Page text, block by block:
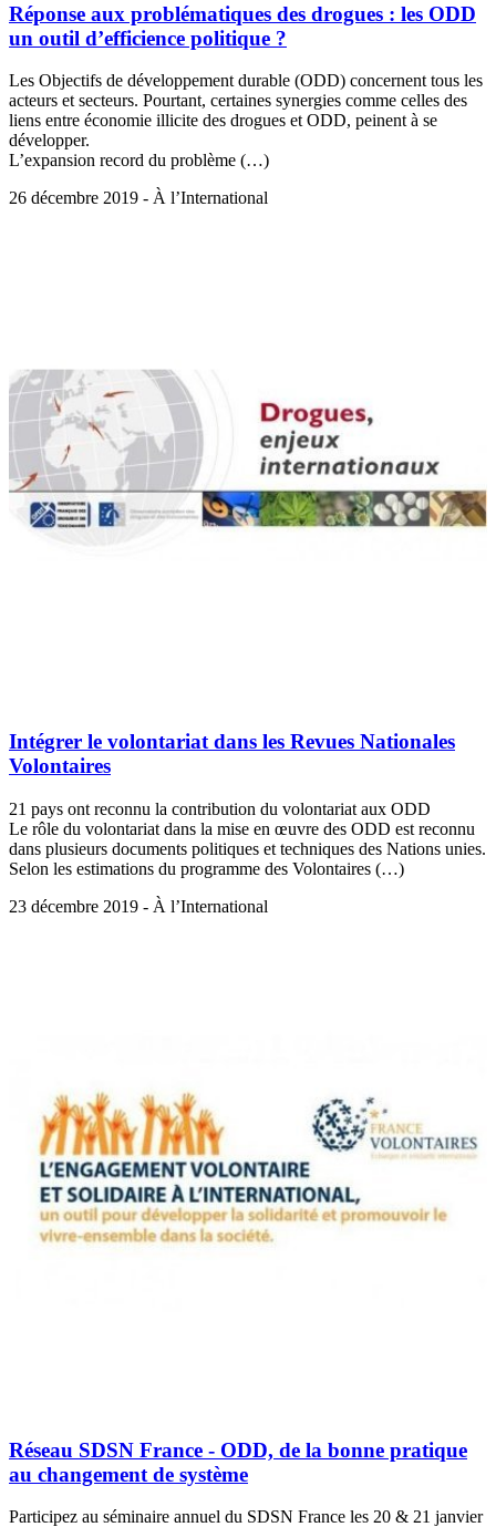
Réponse aux problématiques des drogues : les ODD
un outil d’efficience politique ?
Les Objectifs de développement durable (ODD) concernent tous les
acteurs et secteurs. Pourtant, certaines synergies comme celles des
liens entre économie illicite des drogues et ODD, peinent à se
développer.
L’expansion record du problème (…)
26 décembre 2019 - À l’International
Intégrer le volontariat dans les Revues Nationales
Volontaires
21 pays ont reconnu la contribution du volontariat aux ODD
Le rôle du volontariat dans la mise en œuvre des ODD est reconnu
dans plusieurs documents politiques et techniques des Nations unies.
Selon les estimations du programme des Volontaires (…)
23 décembre 2019 - À l’International
Réseau SDSN France - ODD, de la bonne pratique
au changement de système
Participez au séminaire annuel du SDSN France les 20 & 21 janvier